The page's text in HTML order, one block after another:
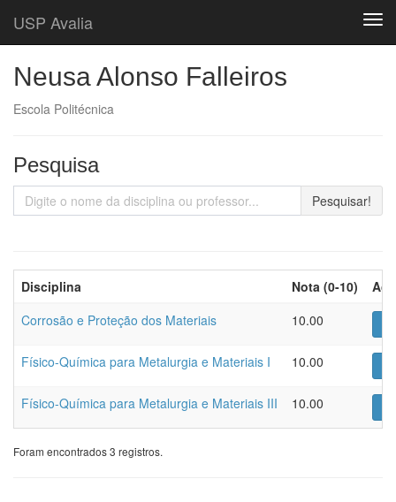
USP Avalia
Neusa Alonso Falleiros
Escola Politécnica
Pesquisa
Pesquisar!
Disciplina Nota (0-10)
Corrosão e Proteção dos Materiais
10.00
Físico-Química para Metalurgia e Materiais I 10.00
Físico-Química para Metalurgia e Materiais III 10.00
Foram encontrados 3 registros.